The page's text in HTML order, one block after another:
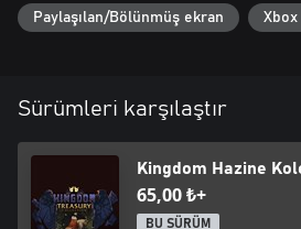
Paylaşılan/Bölünmüş ekran Xbox
Sürümleri karşılaştır
Kingdom Hazine
65,00 ₺+
BU SÜRÜM